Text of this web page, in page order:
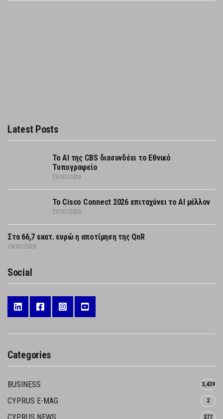
Latest Posts
Το AI της CBS διασυνδέει το Εθνικό
Τυπογραφείο
29/07/2026
Το Cisco Connect 2026 επιταχύνει το AI μέλλον
29/07/2026
Στα 66,7 εκατ. ευρώ η αποτίμηση της QnR
29/07/2026
Social
Categories
BUSINESS 3,439
CYPRUS E-MAG 2
377